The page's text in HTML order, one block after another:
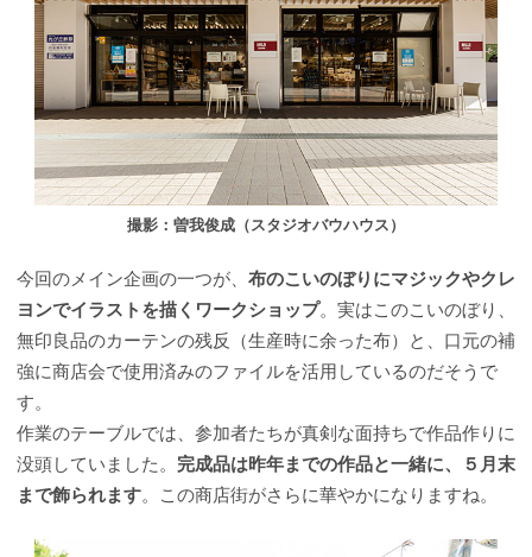
撮影：曽我俊成（スタジオバウハウス）
今回のメイン企画の一つが、 布のこいのぼりにマジックやクレ
ヨンでイラストを描くワークショップ。実はこのこいのぼり、
無印良品のカーテンの残反（生産時に余った布）と、口元の補
強に商店会で使用済みのファイルを活用しているのだそうで
す。
作業のテーブルでは、参加者たちが真剣な面持ちで作品作りに
没頭していました。 完成品は昨年までの作品と一緒に、５月末
まで飾られます。この商店街がさらに華やかになりますね。